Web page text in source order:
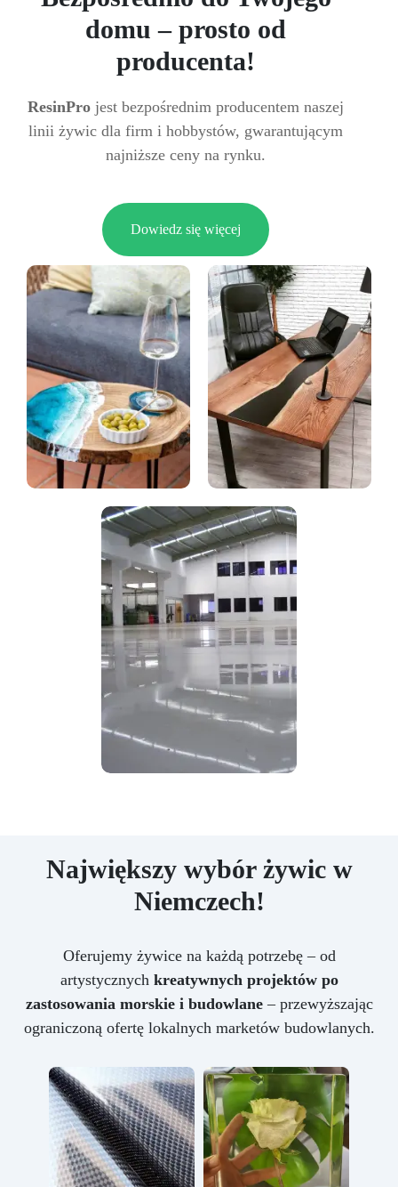
domu – prosto od
producenta!
ResinPro jest bezpośrednim producentem naszej
linii żywic dla firm i hobbystów, gwarantującym
najniższe ceny na rynku.
Dowiedz się więcej
Największy wybór żywic w
Niemczech!
Oferujemy żywice na każdą potrzebę – od
artystycznych kreatywnych projektów po
zastosowania morskie i budowlane– przewyższając
ograniczoną ofertę lokalnych marketów budowlanych.